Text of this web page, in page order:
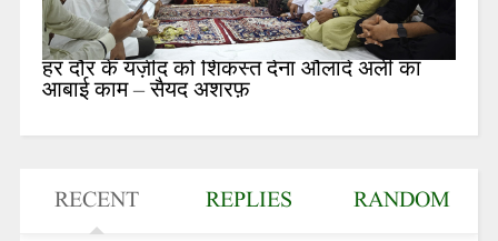
हर दौर के यज़ीद को शिकस्त देना औलादे अली का
आबाई काम – सैयद अशरफ़
RECENT REPLIES RANDOM